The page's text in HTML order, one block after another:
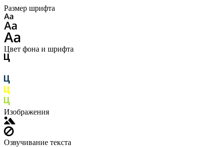
Размер шрифта
Цвет фона и шрифта
Изображения
Озвучивание текста